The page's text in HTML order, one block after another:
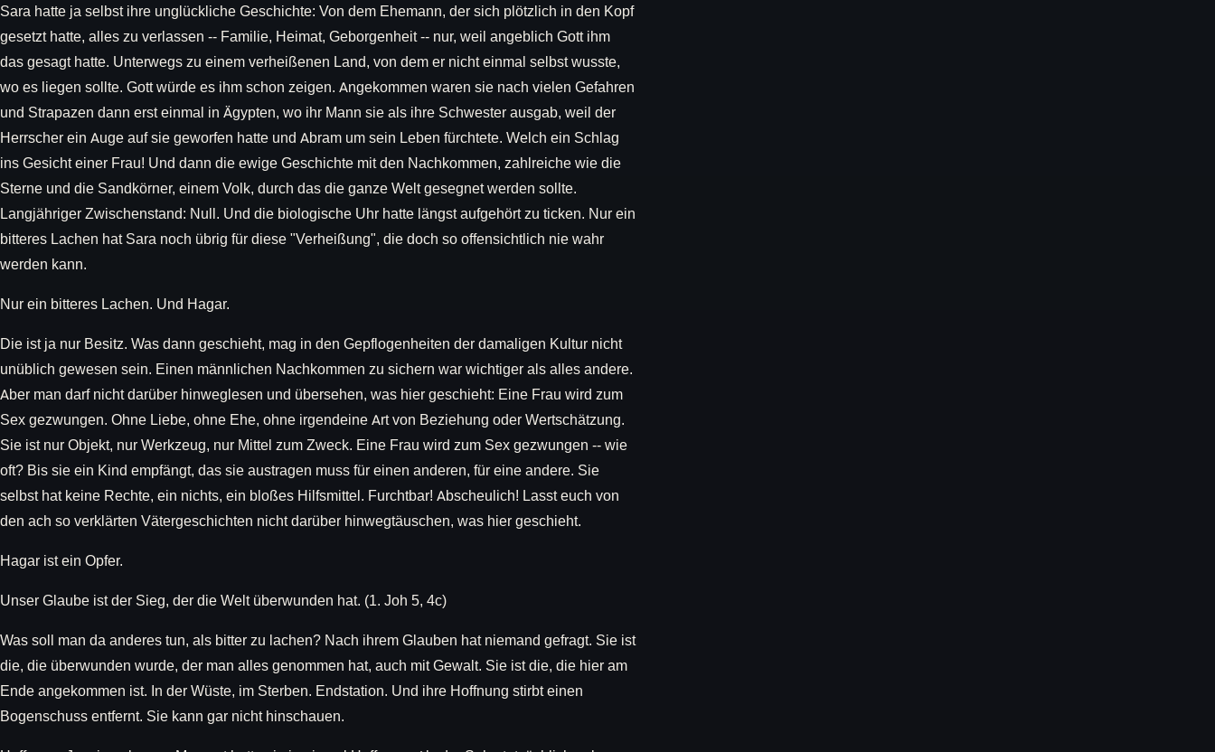
Sara hatte ja selbst ihre unglückliche Geschichte: Von dem Ehemann, der sich plötzlich in den Kopf
gesetzt hatte, alles zu verlassen -- Familie, Heimat, Geborgenheit -- nur, weil angeblich Gott ihm
das gesagt hatte. Unterwegs zu einem verheißenen Land, von dem er nicht einmal selbst wusste,
wo es liegen sollte. Gott würde es ihm schon zeigen. Angekommen waren sie nach vielen Gefahren
und Strapazen dann erst einmal in Ägypten, wo ihr Mann sie als ihre Schwester ausgab, weil der
Herrscher ein Auge auf sie geworfen hatte und Abram um sein Leben fürchtete. Welch ein Schlag
ins Gesicht einer Frau! Und dann die ewige Geschichte mit den Nachkommen, zahlreiche wie die
Sterne und die Sandkörner, einem Volk, durch das die ganze Welt gesegnet werden sollte.
Langjähriger Zwischenstand: Null. Und die biologische Uhr hatte längst aufgehört zu ticken. Nur ein
bitteres Lachen hat Sara noch übrig für diese "Verheißung", die doch so offensichtlich nie wahr
werden kann.
Nur ein bitteres Lachen. Und Hagar.
Die ist ja nur Besitz. Was dann geschieht, mag in den Gepflogenheiten der damaligen Kultur nicht
unüblich gewesen sein. Einen männlichen Nachkommen zu sichern war wichtiger als alles andere.
Aber man darf nicht darüber hinweglesen und übersehen, was hier geschieht: Eine Frau wird zum
Sex gezwungen. Ohne Liebe, ohne Ehe, ohne irgendeine Art von Beziehung oder Wertschätzung.
Sie ist nur Objekt, nur Werkzeug, nur Mittel zum Zweck. Eine Frau wird zum Sex gezwungen -- wie
oft? Bis sie ein Kind empfängt, das sie austragen muss für einen anderen, für eine andere. Sie
selbst hat keine Rechte, ein nichts, ein bloßes Hilfsmittel. Furchtbar! Abscheulich! Lasst euch von
den ach so verklärten Vätergeschichten nicht darüber hinwegtäuschen, was hier geschieht.
Hagar ist ein Opfer.
Unser Glaube ist der Sieg, der die Welt überwunden hat. (1. Joh 5, 4c)
Was soll man da anderes tun, als bitter zu lachen? Nach ihrem Glauben hat niemand gefragt. Sie ist
die, die überwunden wurde, der man alles genommen hat, auch mit Gewalt. Sie ist die, die hier am
Ende angekommen ist. In der Wüste, im Sterben. Endstation. Und ihre Hoffnung stirbt einen
Bogenschuss entfernt. Sie kann gar nicht hinschauen.